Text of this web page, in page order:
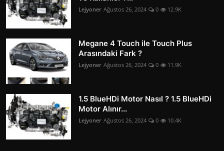
Lejyoner Ağustos 26, 2024 0 12.9K
Megane 4 Touch ile Touch Plus
Arasındaki Fark ?
Lejyoner Ağustos 26, 2024 0 11.9K
1.5 BlueHDi Motor Nasıl ? 1.5 BlueHDi
Motor Alınır...
Lejyoner Ağustos 26, 2024 0 10.4K